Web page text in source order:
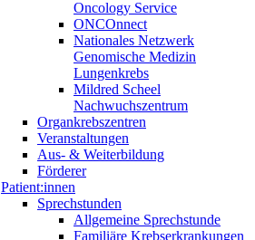
Oncology Service
ONCOnnect
Nationales Netzwerk
Genomische Medizin
Lungenkrebs
Mildred Scheel
Nachwuchszentrum
Organkrebszentren
Veranstaltungen
Aus- & Weiterbildung
Förderer
Patient:innen
Sprechstunden
Allgemeine Sprechstunde
Familiäre Krebserkrankungen